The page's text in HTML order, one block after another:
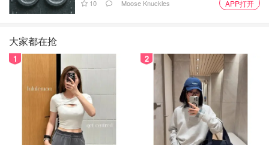
10 Moose Knuckles APP打开
大家都在抢
1 2